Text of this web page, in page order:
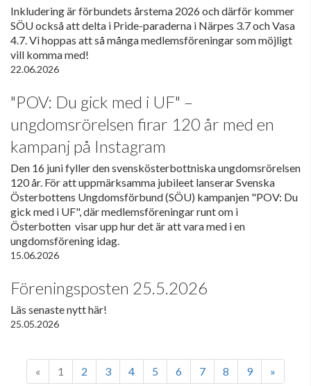
Inkludering är förbundets årstema 2026 och därför kommer
SÖU också att delta i Pride-paraderna i Närpes 3.7 och Vasa
4.7. Vi hoppas att så många medlemsföreningar som möjligt
vill komma med!
22.06.2026
"POV: Du gick med i UF" –
ungdomsrörelsen firar 120 år med en
kampanj på Instagram
Den 16 juni fyller den svenskösterbottniska ungdomsrörelsen
120 år. För att uppmärksamma jubileet lanserar Svenska
Österbottens Ungdomsförbund (SÖU) kampanjen "POV: Du
gick med i UF", där medlemsföreningar runt om i
Österbotten visar upp hur det är att vara med i en
ungdomsförening idag.
15.06.2026
Föreningsposten 25.5.2026
Läs senaste nytt här!
25.05.2026
« 1 2 3 4 5 6 7 8 9 »